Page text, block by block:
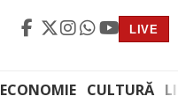
LIVE
ECONOMIE CULTURĂ